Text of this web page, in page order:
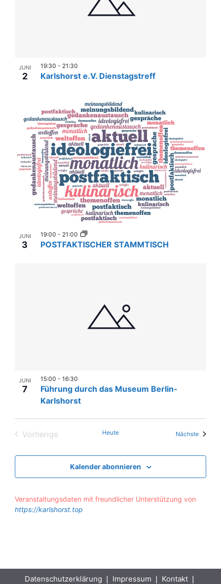
JUNI
2 Karlshorst e.V. Dienstagstreff
19:30 - 21:30
JUNI
3 POSTFAKTISCHER STAMMTISCH
19:00 - 21:00
JUNI
7
Führung durch das Museum Berlin-
Karlshorst
15:00 - 16:30
Vorherige
Heute Nächste
Kalender abonnieren
Veranstaltungsdaten mit freundlicher Unterstützung von
https://karlshorst.top
Datenschutzerklärung ❘ Impressum ❘ Kontakt ❘